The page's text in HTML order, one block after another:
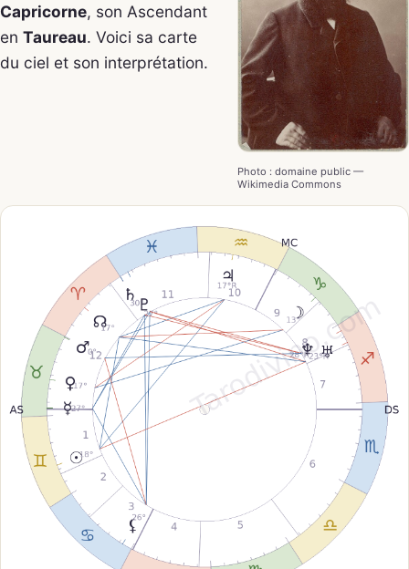
Photo : domaine public —
Wikimedia Commons
Capricorne, son Ascendant
en Taureau. Voici sa carte
du ciel et son interprétation.